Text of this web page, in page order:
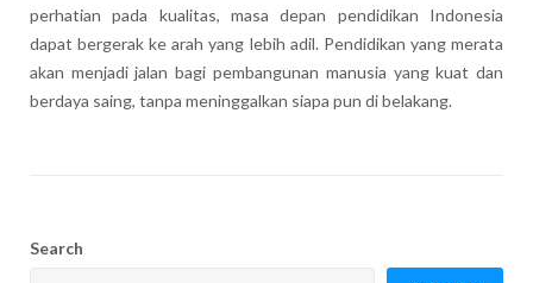
perhatian pada kualitas, masa depan pendidikan Indonesia
dapat bergerak ke arah yang lebih adil. Pendidikan yang merata
akan menjadi jalan bagi pembangunan manusia yang kuat dan
berdaya saing, tanpa meninggalkan siapa pun di belakang.
Search